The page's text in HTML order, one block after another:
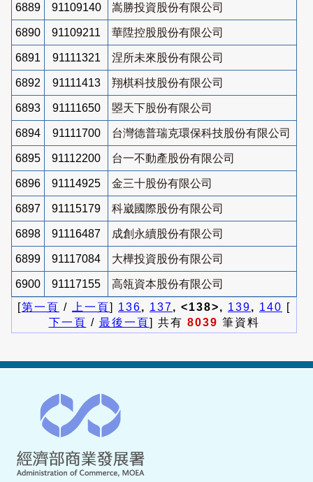
6889 91109140 嵩勝投資股份有限公司
6890 91109211 華陞控股股份有限公司
6891 91111321 涅所未來股份有限公司
6892 91111413 翔棋科技股份有限公司
6893 91111650 曌天下股份有限公司
6894 91111700 台灣德普瑞克環保科技股份有限公司
6895 91112200 台一不動產股份有限公司
6896 91114925 金三十股份有限公司
6897 91115179 科崴國際股份有限公司
6898 91116487 成創永續股份有限公司
6899 91117084 大樺投資股份有限公司
6900 91117155
高瓴資本股份有限公司
[第一頁 / 上一頁] 136, 137, <138>, 139, 140 [
下一頁 / 最後一頁] 共有 8039 筆資料